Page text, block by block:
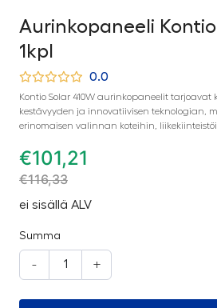
Aurinkopaneeli Kontio
1kpl
0.0
Kontio Solar 410W aurinkopaneelit tarjoavat
kestävyyden ja innovatiivisen teknologian,
erinomaisen valinnan koteihin,
€101,21
€116,33
ei sisällä ALV
Summa
- +